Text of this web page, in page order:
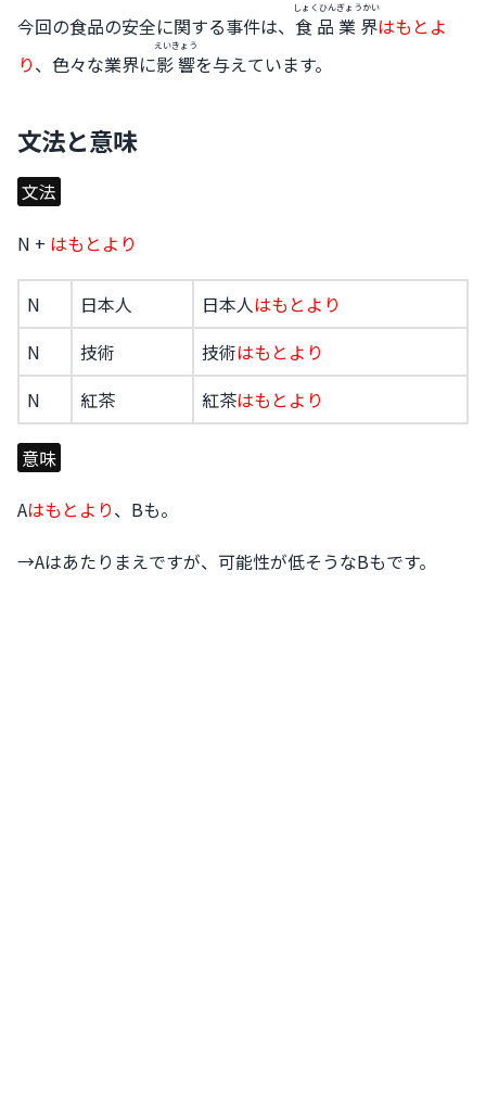
今回の食品の安全に関する事件は、 食品業界
しょくひんぎょうかい
はもとよ
り、色々な業界に影響
えいきょう
を与えています。
文法と意味
文法
N + はもとより
N 日本人 日本人はもとより
N
技術 技術はもとより
N
紅茶 紅茶はもとより
意味
Aはもとより、Bも。
→Aはあたりまえですが、可能性が低そうなBもです。